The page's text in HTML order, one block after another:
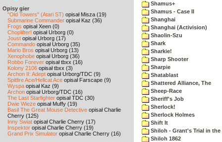
Opisy gier
"Old Towers" (Atari ST) opisał Misza (19)
Submarine Commander opisał Kaz (36)
Frogs opisał Xeen (0)
Choplifter! opisał Urborg (0)
Joust opisał Urborg (17)
Commando opisał Urborg (35)
Mario Bros opisał Urborg (13)
Xenophobe opisał Urborg (36)
Robbo Forever opisał tbxx (16)
Kolony 2106 opisał tbxx (3)
Archon II: Adept opisał Urborg/TDC (9)
Spitfire Ace/Hellcat Ace opisał Farscape (9)
Wyspa opisał Kaz (9)
Archon opisał Urborg/TDC (16)
The Last Starfighter opisał TDC (30)
Dwie Wieże opisał Muffy (19)
Basil The Great Mouse Detective opisał Charlie
Cherry (125)
Inny Świat opisał Charlie Cherry (17)
Inspektor opisał Charlie Cherry (19)
Grand Prix Simulator opisał Charlie Cherry (16)
Shamus+
Shamus - Case II
Shanghai
Shanghai (Activision)
Shaolin-Szu
Shark
Sharkie!
Sharp Shooter
Sharpie
Shatablast
Shattered Alliance, The
Sheep-Race
Sheriff's Job
Sherlock!
Sherlock Holmes
Shift It
Shiloh - Grant's Trial in the
Shiloh 1862